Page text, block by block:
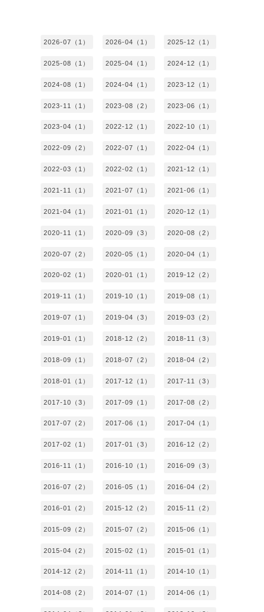
2026-07（1） 2026-04（1） 2025-12（1）
2025-08（1） 2025-04（1） 2024-12（1）
2024-08（1） 2024-04（1） 2023-12（1）
2023-11（1） 2023-08（2） 2023-06（1）
2023-04（1） 2022-12（1） 2022-10（1）
2022-09（2） 2022-07（1） 2022-04（1）
2022-03（1） 2022-02（1） 2021-12（1）
2021-11（1） 2021-07（1） 2021-06（1）
2021-04（1） 2021-01（1） 2020-12（1）
2020-11（1） 2020-09（3） 2020-08（2）
2020-07（2） 2020-05（1） 2020-04（1）
2020-02（1） 2020-01（1） 2019-12（2）
2019-11（1） 2019-10（1） 2019-08（1）
2019-07（1） 2019-04（3） 2019-03（2）
2019-01（1） 2018-12（2） 2018-11（3）
2018-09（1） 2018-07（2） 2018-04（2）
2018-01（1） 2017-12（1） 2017-11（3）
2017-10（3） 2017-09（1） 2017-08（2）
2017-07（2） 2017-06（1） 2017-04（1）
2017-02（1） 2017-01（3） 2016-12（2）
2016-11（1） 2016-10（1） 2016-09（3）
2016-07（2） 2016-05（1） 2016-04（2）
2016-01（2） 2015-12（2） 2015-11（2）
2015-09（2） 2015-07（2） 2015-06（1）
2015-04（2） 2015-02（1） 2015-01（1）
2014-12（2） 2014-11（1） 2014-10（1）
2014-08（2） 2014-07（1） 2014-06（1）